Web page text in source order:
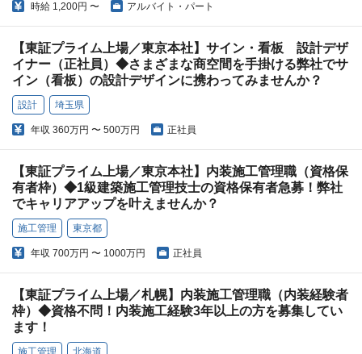
時給 1,200円 〜 アルバイト・パート
【東証プライム上場／東京本社】サイン・看板 設計デザ
イナー（正社員）◆さまざまな商空間を手掛ける弊社でサ
イン（看板）の設計デザインに携わってみませんか？
設計 埼玉県
年収 360万円 〜 500万円 正社員
【東証プライム上場／東京本社】内装施工管理職（資格保
有者枠）◆1級建築施工管理技士の資格保有者急募！弊社
でキャリアアップを叶えませんか？
施工管理 東京都
年収 700万円 〜 1000万円 正社員
【東証プライム上場／札幌】内装施工管理職（内装経験者
枠）◆資格不問！内装施工経験3年以上の方を募集してい
ます！
施工管理 北海道